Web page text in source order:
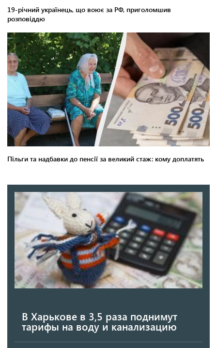
В Харькове в 3,5 раза поднимут
тарифы на воду и канализацию